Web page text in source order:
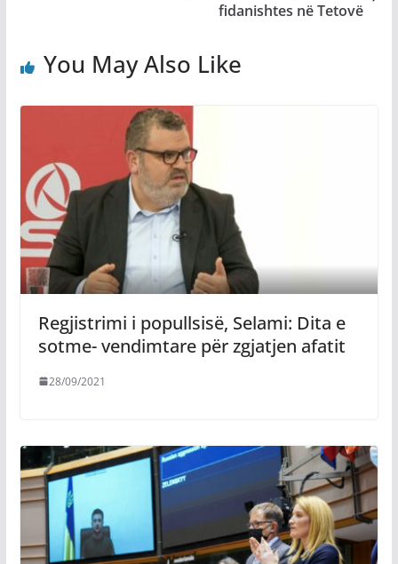
fidanishtes në Tetovë
You May Also Like
Regjistrimi i popullsisë, Selami: Dita e
sotme- vendimtare për zgjatjen afatit
28/09/2021